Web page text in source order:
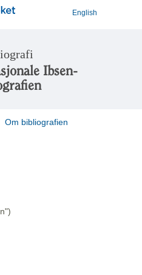
English
Ibsen-
Om bibliografien